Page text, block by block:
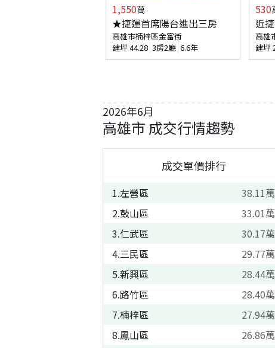
1,550萬
★捷運首席陽台進出三房
高雄市楠梓區金富街
建坪44.28 3房2廳 6.6年
530
近
高雄
建坪
2026年6月
高雄市 成交行情趨勢
成交單價排行
1.左營區 38.11萬
2.鼓山區 33.01萬
3.仁武區 30.17萬
4.三民區 29.77萬
5.新興區 28.44萬
6.路竹區 28.40萬
7.楠梓區 27.94萬
8.鳳山區 26.86萬